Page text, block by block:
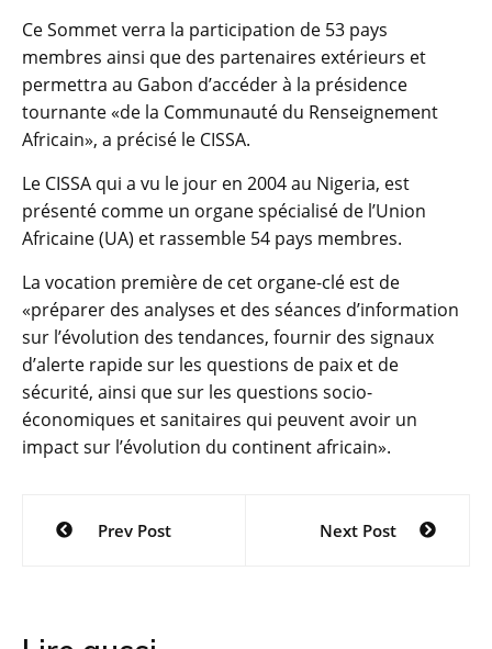
Ce Sommet verra la participation de 53 pays
membres ainsi que des partenaires extérieurs et
permettra au Gabon d’accéder à la présidence
tournante «de la Communauté du Renseignement
Africain», a précisé le CISSA.
Le CISSA qui a vu le jour en 2004 au Nigeria, est
présenté comme un organe spécialisé de l’Union
Africaine (UA) et rassemble 54 pays membres.
La vocation première de cet organe-clé est de
«préparer des analyses et des séances d’information
sur l’évolution des tendances, fournir des signaux
d’alerte rapide sur les questions de paix et de
sécurité, ainsi que sur les questions socio-
économiques et sanitaires qui peuvent avoir un
impact sur l’évolution du continent africain».
Navigation
Prev Post Next Post